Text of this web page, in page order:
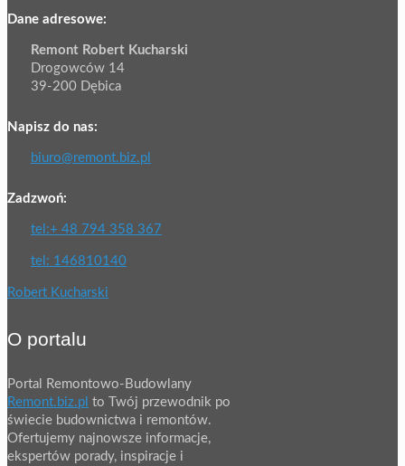
Dane adresowe:
Remont Robert Kucharski
Drogowców 14
39-200 Dębica
Napisz do nas:
biuro@remont.biz.pl
Zadzwoń:
tel:+ 48 794 358 367
tel: 146810140
Robert Kucharski
O portalu
Portal Remontowo-Budowlany
Remont.biz.pl to Twój przewodnik po
świecie budownictwa i remontów.
Ofertujemy najnowsze informacje,
ekspertów porady, inspiracje i